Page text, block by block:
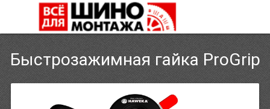
Быстрозажимная гайка ProGrip